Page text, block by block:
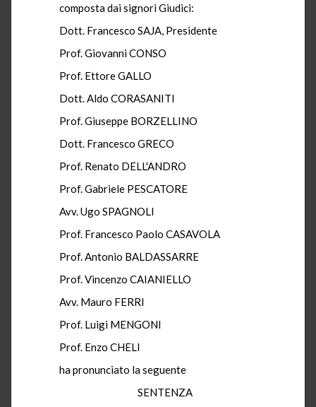
composta dai signori Giudici:
Dott. Francesco SAJA, Presidente
Prof. Giovanni CONSO
Prof. Ettore GALLO
Dott. Aldo CORASANITI
Prof. Giuseppe BORZELLINO
Dott. Francesco GRECO
Prof. Renato DELL'ANDRO
Prof. Gabriele PESCATORE
Avv. Ugo SPAGNOLI
Prof. Francesco Paolo CASAVOLA
Prof. Antonio BALDASSARRE
Prof. Vincenzo CAIANIELLO
Avv. Mauro FERRI
Prof. Luigi MENGONI
Prof. Enzo CHELI
ha pronunciato la seguente
SENTENZA